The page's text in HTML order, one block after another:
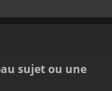
sujet ou une